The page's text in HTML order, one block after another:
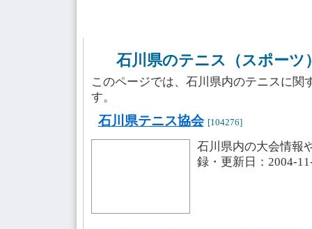
石川県のテニス（スポーツ
このページでは、石川県内のテニスに関
す。
石川県テニス協会 [104276]
石川県内の大会情報
録・更新日：2004-